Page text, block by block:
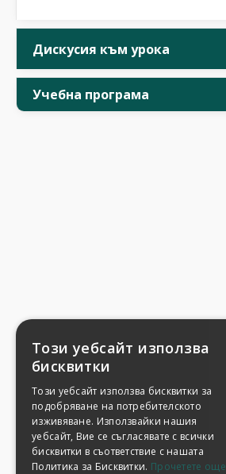
Дискусия към урока
Учебна програма
Този уебсайт използва
бисквитки
Този уебсайт използва бисквитки за
подобряване на потребителското
изживяване. Използвайки нашия
уебсайт, Вие се съгласявате с всички
бисквитки в съответствие с нашата
Политика за Бисквитки. Прочетете още